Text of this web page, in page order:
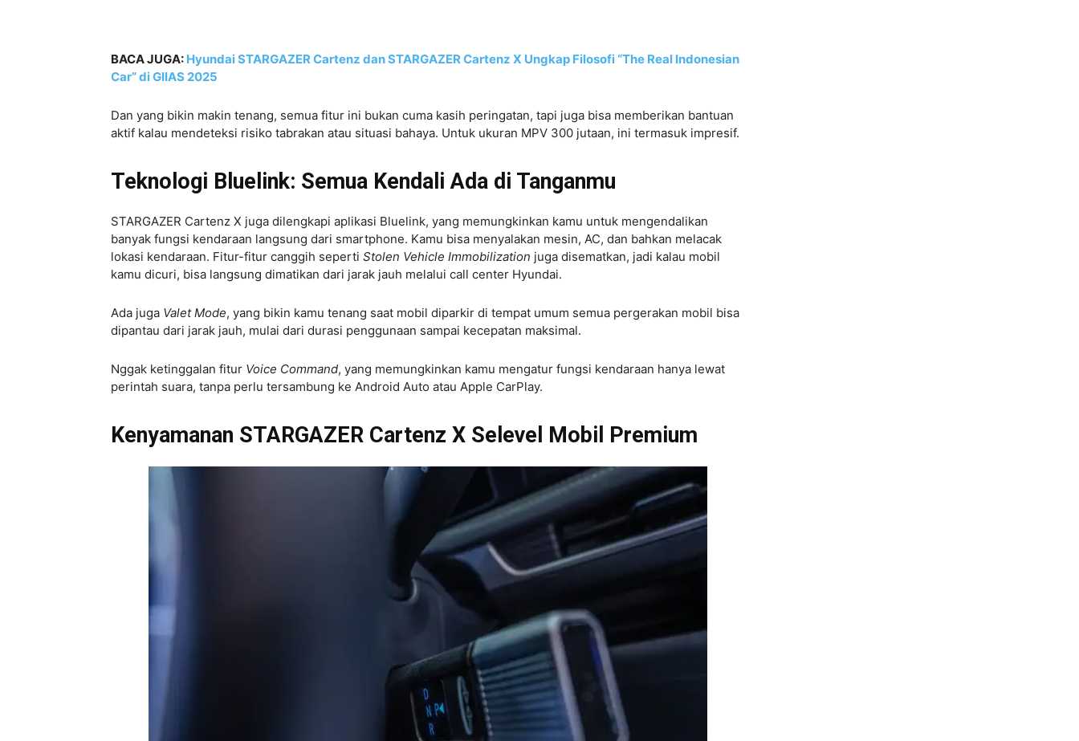
BACA JUGA: Hyundai STARGAZER Cartenz dan STARGAZER Cartenz X Ungkap Filosofi “The Real Indonesian
Car” di GIIAS 2025
Dan yang bikin makin tenang, semua fitur ini bukan cuma kasih peringatan, tapi juga bisa memberikan bantuan
aktif kalau mendeteksi risiko tabrakan atau situasi bahaya. Untuk ukuran MPV 300 jutaan, ini termasuk impresif.
Teknologi Bluelink: Semua Kendali Ada di Tanganmu
STARGAZER Cartenz X juga dilengkapi aplikasi Bluelink, yang memungkinkan kamu untuk mengendalikan
banyak fungsi kendaraan langsung dari smartphone. Kamu bisa menyalakan mesin, AC, dan bahkan melacak
lokasi kendaraan. Fitur-fitur canggih seperti Stolen Vehicle Immobilization juga disematkan, jadi kalau mobil
kamu dicuri, bisa langsung dimatikan dari jarak jauh melalui call center Hyundai.
Ada juga Valet Mode, yang bikin kamu tenang saat mobil diparkir di tempat umum semua pergerakan mobil bisa
dipantau dari jarak jauh, mulai dari durasi penggunaan sampai kecepatan maksimal.
Nggak ketinggalan fitur Voice Command, yang memungkinkan kamu mengatur fungsi kendaraan hanya lewat
perintah suara, tanpa perlu tersambung ke Android Auto atau Apple CarPlay.
Kenyamanan STARGAZER Cartenz X Selevel Mobil Premium